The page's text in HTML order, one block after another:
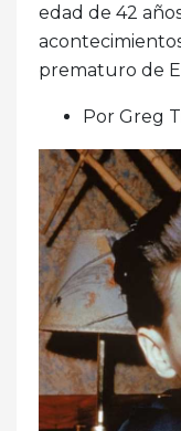
edad de 42
prematuro de
Por Greg